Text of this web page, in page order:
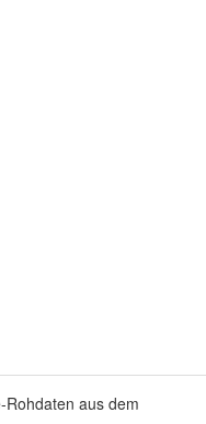
Rohdaten aus dem